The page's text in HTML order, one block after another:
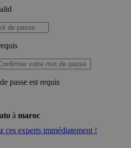
passe est requis
à maroc
ces experts immédiatement !